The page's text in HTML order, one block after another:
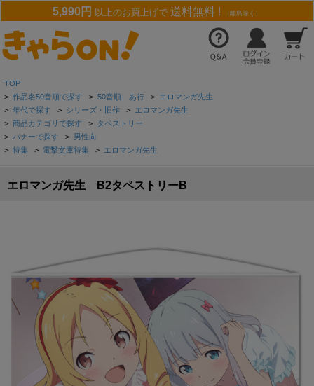
5,990円 以上のお買上げで 送料無料 ! （離島除く）
TOP
> 作品名50音順で探す > 50音順 あ行 > エロマンガ先生
> 年代で探す > シリーズ・旧作 > エロマンガ先生
> 商品カテゴリで探す > タペストリー
> バナーで探す > 男性向
> 特集 > 電撃文庫特集 > エロマンガ先生
エロマンガ先生 B2タペストリーB